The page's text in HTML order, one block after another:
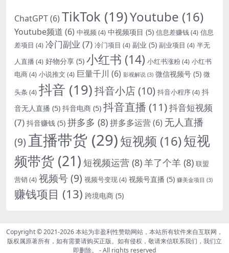
ChatGPT(6) TikTok (19)Youtube (16)
Youtube频道 (6) 中视频(4) 中视频项目 (5) 信息差赚钱(4) 信息
差项目 (4) 冷门副业 (7) 冷门项目 (4) 副业 (5) 副业项目 (4) 半无
人直播 (4) 好物分享 (5) 小红书 (14) 小红书涨粉(4) 小红书
电商(4) 小说推文 (4) 巨量千川 (6) 影视解说 (3) 微信视频号 (5) 微
头条 (4) 抖音 (19)抖音小店(10) 抖音小程序(4) 抖
音无人直播 (5) 抖音电商 (5) 抖音直播 (11)抖音短视频
(7) 抖音赚钱 (5) 拼多多 (8)拼多多运营(6) 无人直播
(9)直播带货 (29)短视频 (16)短视
频带货 (21) 短视频运营 (8)羊了个羊 (8) 联盟
营销 (4) 视频号(9) 视频号变现(4) 视频号直播 (5) 赚美金项目 (3)
赚钱项目 (13) 跨境电商 (5)
Copyright © 2021-2026本站为非盈利性赞助网站，本站所有软件来自互联网，
版权属原著所有，如有需要请购买正版。如有侵权，敬请来信联系我们，我们立
即删除。
- All rights reserved